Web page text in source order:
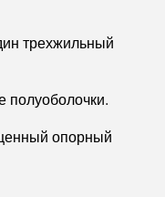
трехжильный
опорный